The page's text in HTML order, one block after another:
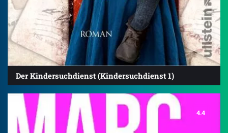
Der Kindersuchdienst (Kindersuchdienst 1)
4.4